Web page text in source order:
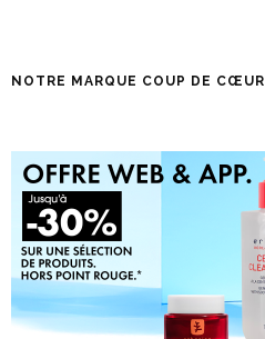
NOTRE MARQUE COUP DE CŒUR